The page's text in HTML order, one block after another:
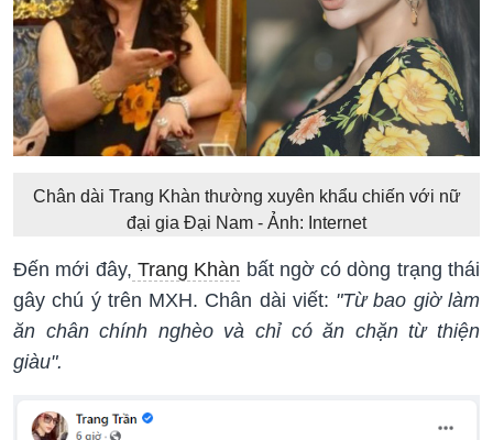
Chân dài Trang Khàn thường xuyên khẩu chiến với nữ
đại gia Đại Nam - Ảnh: Internet
Đến mới đây, Trang Khàn bất ngờ có dòng trạng thái
gây chú ý trên MXH. Chân dài viết: "Từ bao giờ làm
ăn chân chính nghèo và chỉ có ăn chặn từ thiện
giàu".